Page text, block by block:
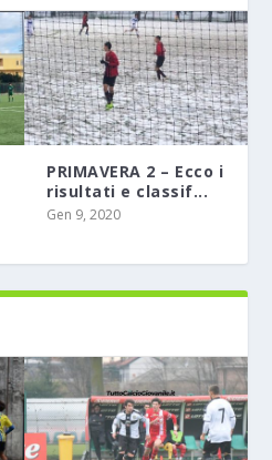
PRIMAVERA 2 – Ecco i
risultati e classif...
Gen 9, 2020